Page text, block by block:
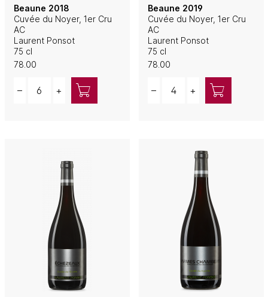
Beaune 2018
Cuvée du Noyer, 1er Cru
AC
Laurent Ponsot
75 cl
78.00
– +
Beaune 2019
Cuvée du Noyer, 1er Cru
AC
Laurent Ponsot
75 cl
78.00
– +